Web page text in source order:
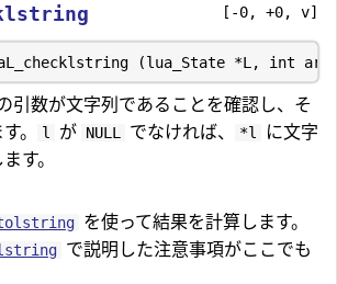
[-0, +0, v]
引数が文字列であることを確認し、そ
。
l が NULL でなければ、 *l
に文字
す。
を使って結果を計算します。
で説明した注意事項がここでも